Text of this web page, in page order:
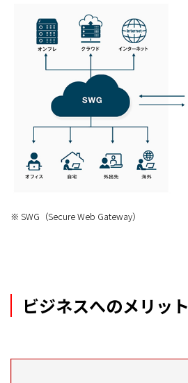
※ SWG（Secure Web Gateway）
ビジネスへのメリット